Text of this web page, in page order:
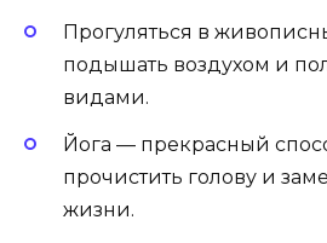
Прогуляться в
подышать воздухом и
видами.
Йога — прекрасный
прочистить голову и
жизни.